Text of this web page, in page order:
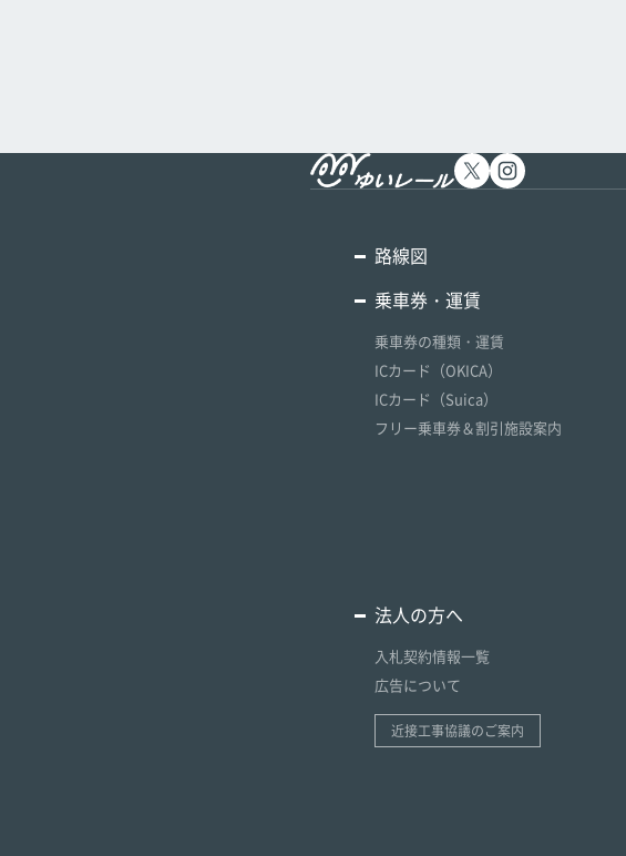
路線図
乗車券・運賃
乗車券の種類・運賃
ICカード（OKICA）
ICカード（Suica）
フリー乗車券＆割引施設案内
法人の方へ
入札契約情報一覧
広告について
近接工事協議のご案内